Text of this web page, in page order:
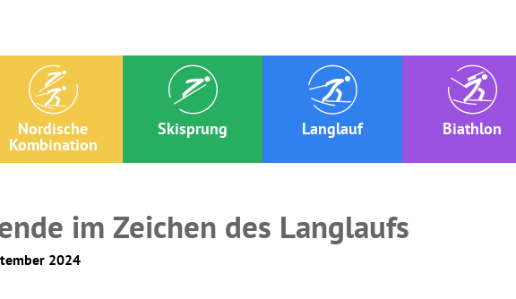
Nordische
Kombination
Skisprung Langlauf Biathlon
im Zeichen des Langlaufs
2024